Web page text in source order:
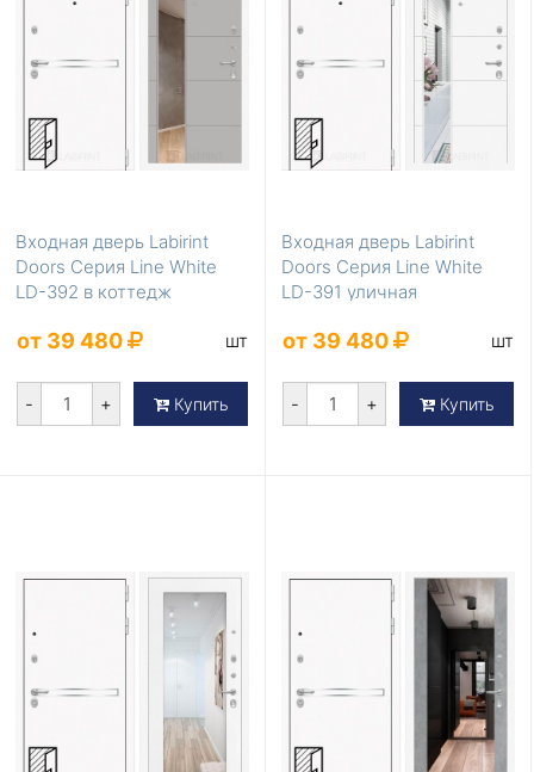
Входная дверь Labirint
Doors Серия Line White
LD-392 в коттедж
от 39 480 шт
- + Купить
Входная дверь Labirint
Doors Серия Line White
LD-391 уличная
от 39 480 шт
- + Купить